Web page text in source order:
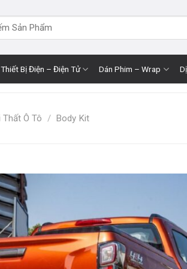
Thiết Bị Điện – Điện Tử Dán Phim – Wrap
Ô Tô / Body Kit